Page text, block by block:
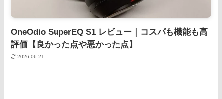
OneOdio SuperEQ S1 レビュー｜コスパも機能も高
評価【良かった点や悪かった点】
2026-06-21